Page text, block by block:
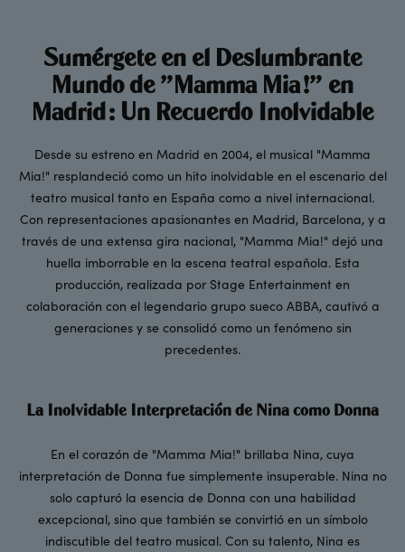
Sumérgete en el Deslumbrante
Mundo de "Mamma Mia!" en
Madrid: Un Recuerdo Inolvidable
Desde su estreno en Madrid en 2004, el musical "Mamma
Mia!" resplandeció como un hito inolvidable en el escenario del
teatro musical tanto en España como a nivel internacional.
Con representaciones apasionantes en Madrid, Barcelona, y a
través de una extensa gira nacional, "Mamma Mia!" dejó una
huella imborrable en la escena teatral española. Esta
producción, realizada por Stage Entertainment en
colaboración con el legendario grupo sueco ABBA, cautivó a
generaciones y se consolidó como un fenómeno sin
precedentes.
La Inolvidable Interpretación de Nina como Donna
En el corazón de "Mamma Mia!" brillaba Nina, cuya
interpretación de Donna fue simplemente insuperable. Nina no
solo capturó la esencia de Donna con una habilidad
excepcional, sino que también se convirtió en un símbolo
indiscutible del teatro musical. Con su talento, Nina es